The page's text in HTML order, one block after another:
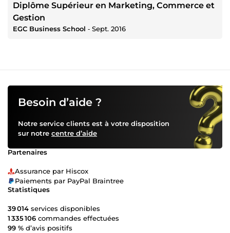
Diplôme Supérieur en Marketing, Commerce et
Gestion
EGC Business School ‐ Sept. 2016
Besoin d’aide ?
Notre service clients est à votre disposition
sur notre centre d’aide
Partenaires
Assurance par Hiscox
Paiements par PayPal Braintree
Statistiques
39 014 services disponibles
1 335 106 commandes effectuées
99 % d’avis positifs